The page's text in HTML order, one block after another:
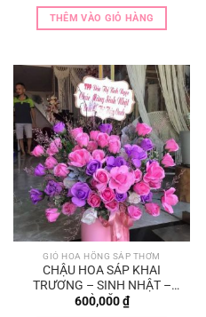
THÊM VÀO GIỎ HÀNG
GIỎ HOA HỒNG SÁP THƠM
CHẬU HOA SÁP KHAI
TRƯƠNG – SINH NHẬT –
QUÀ TẶNG
600,000₫